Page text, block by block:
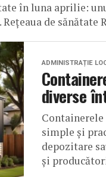
în luna aprilie:
de sănătate
ADMINISTRAȚIE
diverse
simple și
depozitare
și